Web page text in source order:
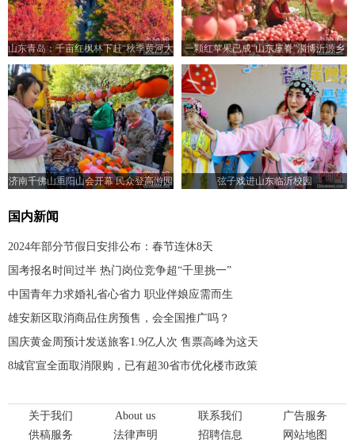
山东青岛：千亩红枫林下赶“秋季黄河大
集”
一颗红苹果已成“山东屋脊”淄博沂源乡
村振兴“金钥匙”
济南千佛山重阳山会开幕 民众登高游园 弦子戏进山东临沂校园
国内新闻
2024年部分节假日安排公布：春节连休8天
国考报名时间过半 热门岗位竞争超“千里挑一”
中国青年力求婚礼省心省力 职业伴娘应需而生
雄安新区取消商品住房预售，会全国推广吗？
国庆黄金周预计发送旅客1.9亿人次 售票高峰为这天
8城官宣全面取消限购，已有超30省市优化楼市政策
关于我们 About us 联系我们
广告服务
供稿服务
法律声明 招聘信息 网站地图